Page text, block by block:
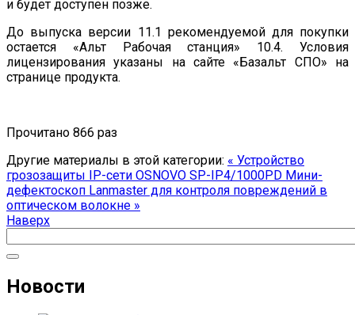
и будет доступен позже.
До выпуска версии 11.1 рекомендуемой для покупки
остается «Альт Рабочая станция» 10.4. Условия
лицензирования указаны на сайте «Базальт СПО» на
странице продукта.
Прочитано 866 раз
Другие материалы в этой категории: « Устройство
грозозащиты IP-сети OSNOVO SP-IP4/1000PD Мини-
дефектоскоп Lanmaster для контроля повреждений в
оптическом волокне »
Наверх
Новости